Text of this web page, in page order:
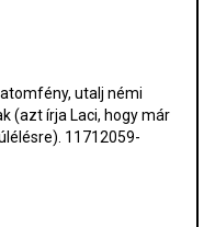
utalj némi
(azt írja Laci, hogy már
11712059-